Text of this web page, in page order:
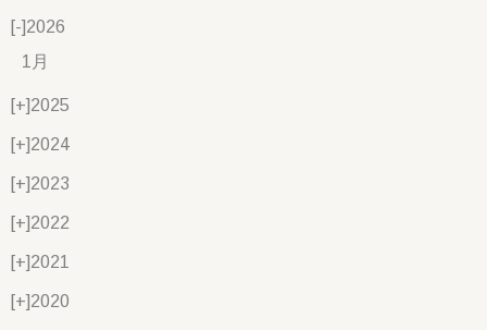
[-]2026
1月
[+]2025
[+]2024
[+]2023
[+]2022
[+]2021
[+]2020